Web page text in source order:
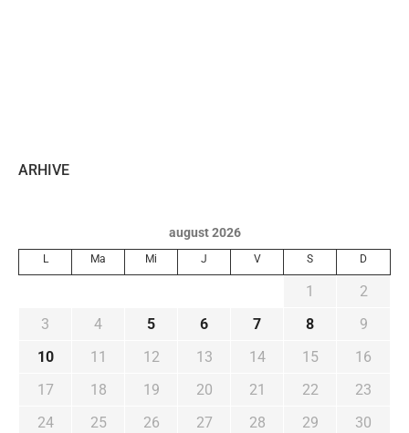
ARHIVE
august 2026
L Ma Mi J V S D
1
2
3
4 5 6 7 8
9
10
11 12 13 14 15
16
17
18 19 20 21 22
23
24
25 26 27 28 29
30